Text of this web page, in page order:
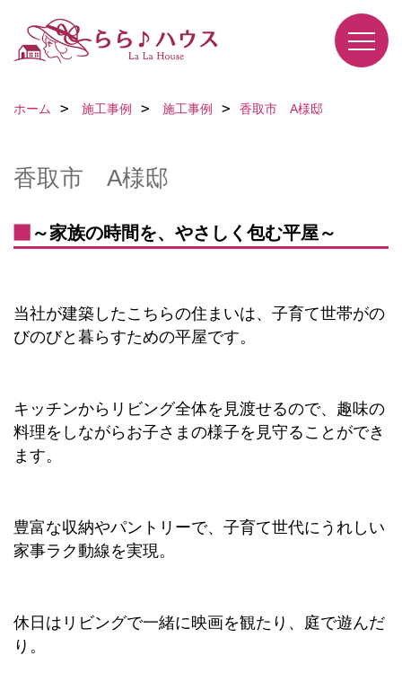
ホーム 施工事例 施工事例 香取市 A様邸
香取市 A様邸
～家族の時間を、やさしく包む平屋～
当社が建築したこちらの住まいは、子育て世帯がの
びのびと暮らすための平屋です。
キッチンからリビング全体を見渡せるので、趣味の
料理をしながらお子さまの様子を見守ることができ
ます。
豊富な収納やパントリーで、子育て世代にうれしい
家事ラク動線を実現。
休日はリビングで一緒に映画を観たり、庭で遊んだ
り。